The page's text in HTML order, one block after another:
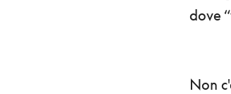
dove
Non